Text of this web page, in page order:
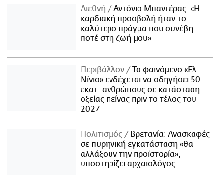
Διεθνή
Αντόνιο Μπαντέρας: «Η
καρδιακή προσβολή ήταν το
καλύτερο πράγμα που συνέβη
ποτέ στη ζωή μου»
Περιβάλλον
Το φαινόμενο «Ελ
Νίνιο» ενδέχεται να οδηγήσει 50
εκατ. ανθρώπους σε κατάσταση
οξείας πείνας πριν το τέλος του
2027
Πολιτισμός
Βρετανία: Ανασκαφές
σε πυρηνική εγκατάσταση «θα
αλλάξουν την προϊστορία»,
υποστηρίζει αρχαιολόγος